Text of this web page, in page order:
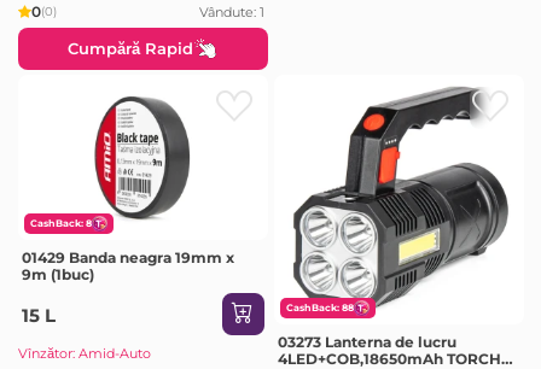
0(0) Vândute: 1
Cumpără Rapid
CashBack: 8
01429 Banda neagra 19mm x
9m (1buc)
15 L
Vînzător: Amid-Auto
CashBack: 88
03273 Lanterna de lucru
4LED+COB,18650mAh TORCH